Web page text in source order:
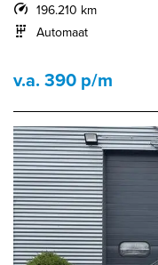
196.210 km
Automaat
v.a. 390 p/m